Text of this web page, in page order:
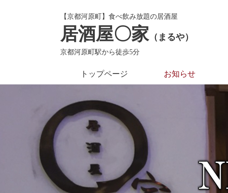
【京都河原町】食べ飲み放題の居酒屋
居酒屋〇家（まるや）
京都河原町駅から徒歩5分
トップページ お知らせ